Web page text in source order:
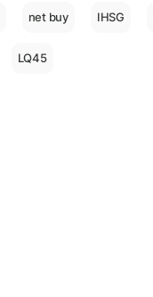
net buy IHSG
LQ45